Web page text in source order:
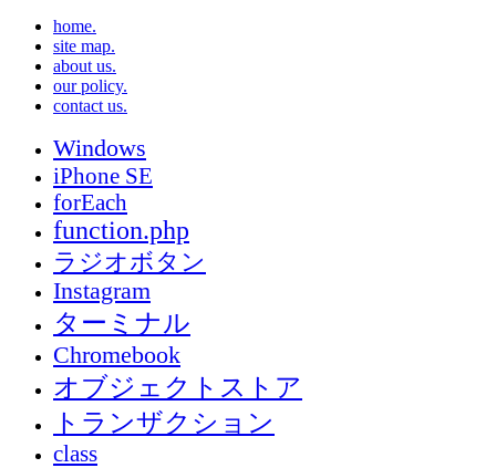
home.
site map.
about us.
our policy.
contact us.
Windows
iPhone SE
forEach
function.php
ラジオボタン
Instagram
ターミナル
Chromebook
オブジェクトストア
トランザクション
class